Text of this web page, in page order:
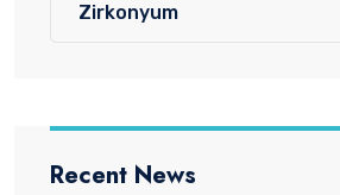
Zirkonyum
Recent News